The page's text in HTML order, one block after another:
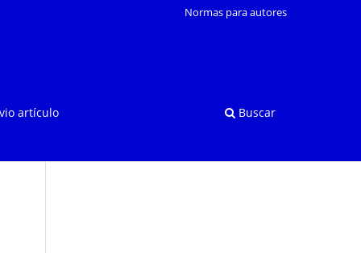
artículo Buscar
Normas para autores